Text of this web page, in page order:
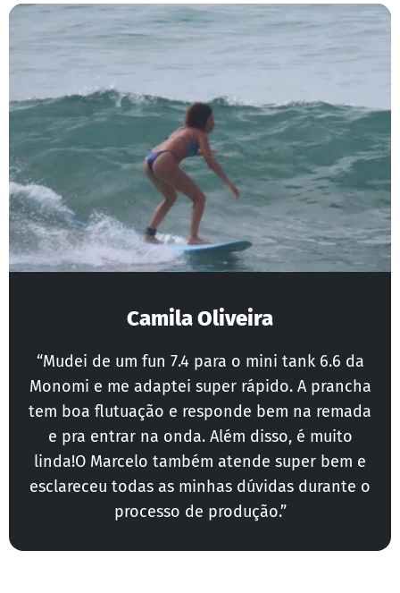
Camila Oliveira
“Mudei de um fun 7.4 para o mini tank 6.6 da
Monomi e me adaptei super rápido. A prancha
tem boa flutuação e responde bem na remada
e pra entrar na onda. Além disso, é muito
linda!O Marcelo também atende super bem e
esclareceu todas as minhas dúvidas durante o
processo de produção.”